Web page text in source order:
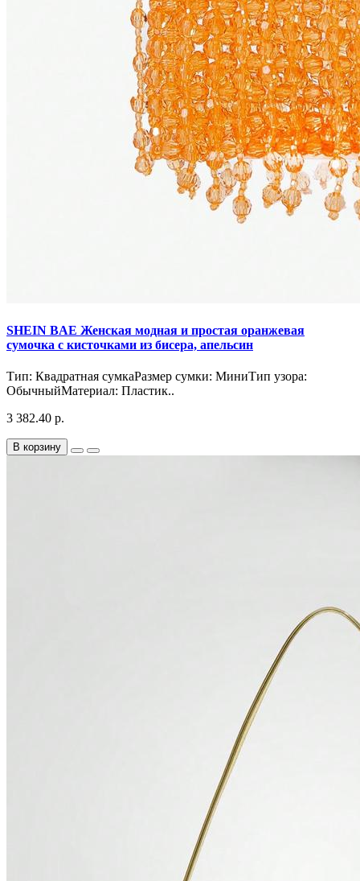
SHEIN BAE Женская модная и простая оранжевая
сумочка с кисточками из бисера, апельсин
Тип: Квадратная сумкаРазмер сумки: МиниТип узора:
ОбычныйМатериал: Пластик..
3 382.40 р.
В корзину